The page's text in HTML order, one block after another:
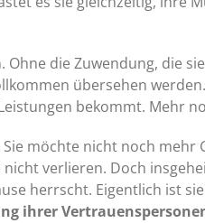
Ohne die Zuwendung, die
übersehen
bekommt. Mehr
möchte nicht noch mehr
verlieren. Doch
herrscht. Eigentlich ist
ihrer